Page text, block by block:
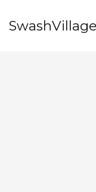
SwashVillage